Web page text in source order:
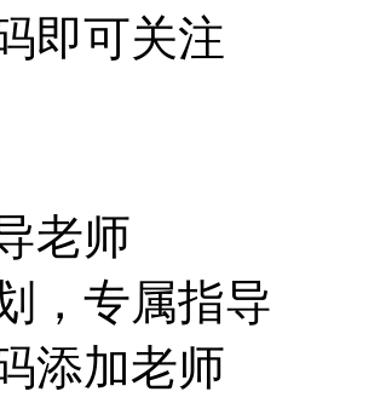
即可关注
老师
，专属指导
添加老师